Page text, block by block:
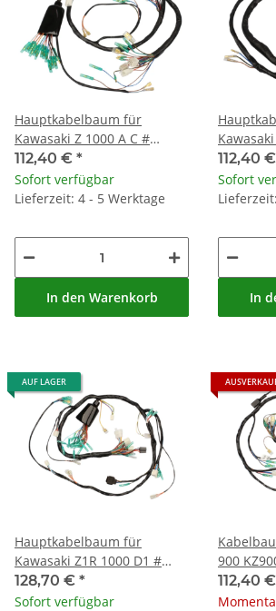
Hauptkabelbaum für
Kawasaki Z 1000 A C #
26001-145
112,40 € *
Sofort verfügbar
Lieferzeit: 4 - 5 Werktage
In den Warenkorb
# 26001-
112,40 €
Sofort
In
AUF LAGER
Hauptkabelbaum für
Kawasaki Z1R 1000 D1 #
26001-1038
128,70 € *
Sofort verfügbar
900
112,40 €